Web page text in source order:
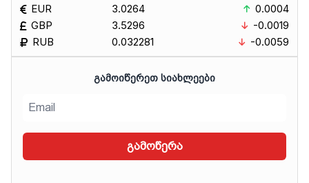
EUR
GBP
RUB
3.0264
3.5296
0.032281
0.0004
-0.0019
-0.0059
ᲒᲐᲛᲝᲘᲬᲔᲠᲔᲗ ᲡᲘᲐᲮᲚᲔᲔᲑᲘ
გამოწერა